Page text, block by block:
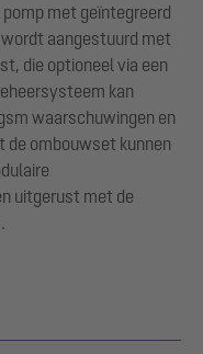
met geïntegreerd
aangestuurd met
die optioneel via een
kan
waarschuwingen en
de ombouwset kunnen
uitgerust met de